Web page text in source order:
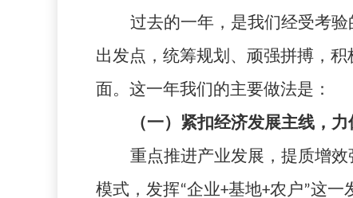
过去的一年，是我们经受考
出发点，统筹规划、顽强拼搏，
面。这一年我们的主要做法是：
（一）紧扣经济发展主线，
重点推进产业发展，提质增
模式，发挥“企业+基地+农户”这一